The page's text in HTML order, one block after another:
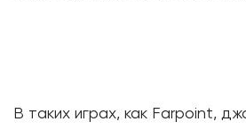
В таких играх, как Farpoint,